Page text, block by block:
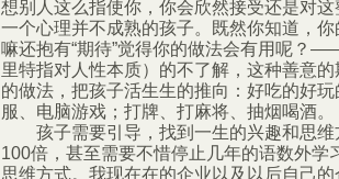
想别人这么指使你，你会欣然接受还是对
一个心理并不成熟的孩子。既然你知道，
嘛还抱有“期待”觉得你的做法会有用呢？
里特指对人性本质）的不了解，这种善意
的做法，把孩子活生生的推向：好吃的好
服、电脑游戏；打牌、打麻将、抽烟喝酒。
孩子需要引导，找到一生的兴趣和思维
100倍，甚至需要不惜停止几年的语数外学
思维方式。我现在在的企业以及以后自己